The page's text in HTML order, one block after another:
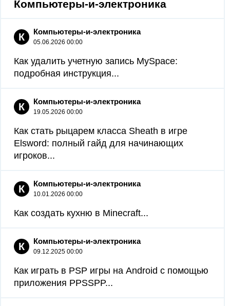
Компьютеры-и-электроника
К Компьютеры-и-электроника
05.06.2026 00:00
Как удалить учетную запись MySpace:
подробная инструкция...
К Компьютеры-и-электроника
19.05.2026 00:00
Как стать рыцарем класса Sheath в игре
Elsword: полный гайд для начинающих
игроков...
К Компьютеры-и-электроника
10.01.2026 00:00
Как создать кухню в Minecraft...
К Компьютеры-и-электроника
09.12.2025 00:00
Как играть в PSP игры на Android с помощью
приложения PPSSPP...